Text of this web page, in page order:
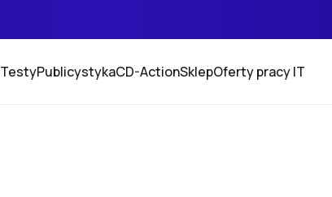
TestyPublicystykaCD-ActionSklepOferty pracy IT